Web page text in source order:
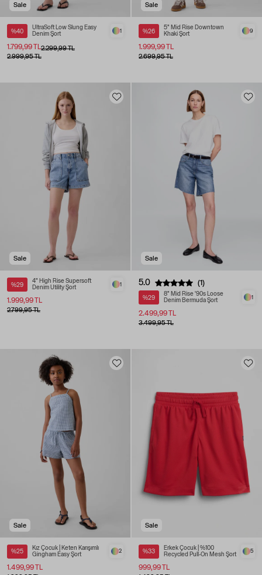
Sale
%40
UltraSoft Low Slung Easy
Denim Şort
2.299,99 TL
1.799,99 TL
1
2.999,95 TL
Sale
%26
5" Mid Rise Downtown
Khaki Şort
1.999,99 TL
9
2.699,95 TL
Sale
%29
4" High Rise Supersoft
Denim Utility Şort
1.999,99 TL
1
2.799,95 TL
Sale
5.0 (1)
%29
8" Mid Rise '90s Loose
Denim Bermuda Şort
2.499,99 TL
1
3.499,95 TL
Sale
%25
Kız Çocuk | Keten Karışımlı
Gingham Easy Şort
1.499,99 TL
2
Sale
%33
Erkek Çocuk | %100
Recycled Pull-On Mesh Şort
999,99 TL
5